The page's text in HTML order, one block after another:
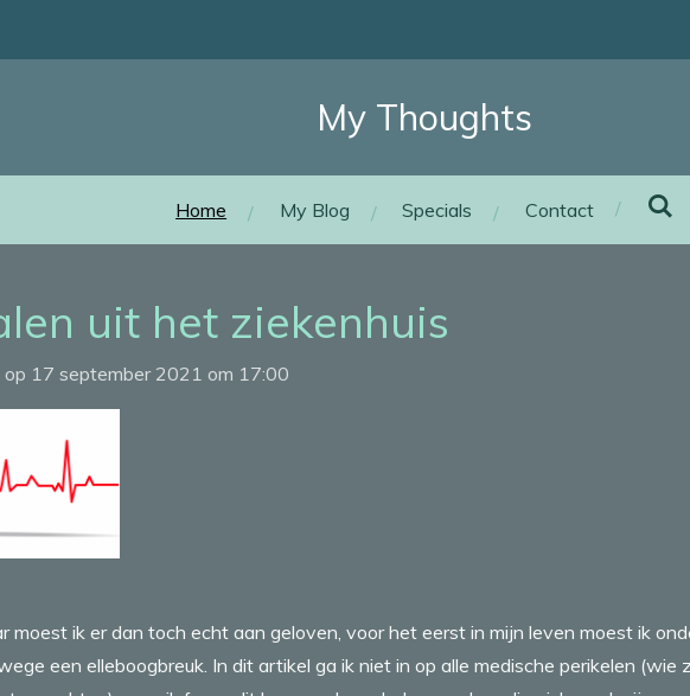
My Thoughts
Home My Blog Specials Contact
uit het ziekenhuis
op 17 september 2021 om 17:00
moest ik er dan toch echt aan geloven, voor het eerst in mijn leven moest ik
een elleboogbreuk. In dit artikel ga ik niet in op alle medische perikelen (wie